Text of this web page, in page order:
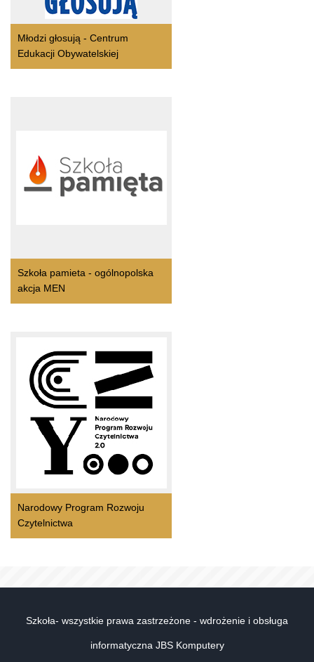
Młodzi głosują - Centrum
Edukacji Obywatelskiej
Szkoła pamieta - ogólnopolska
akcja MEN
Narodowy Program Rozwoju
Czytelnictwa
Szkoła- wszystkie prawa zastrzeżone - wdrożenie i obsługa
informatyczna JBS Komputery